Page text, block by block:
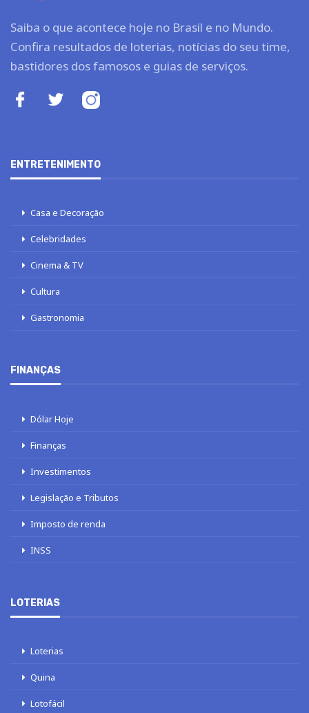
Saiba o que acontece hoje no Brasil e no Mundo.
Confira resultados de loterias, notícias do seu time,
bastidores dos famosos e guias de serviços.
ENTRETENIMENTO
Casa e Decoração
Celebridades
Cinema & TV
Cultura
Gastronomia
FINANÇAS
Dólar Hoje
Finanças
Investimentos
Legislação e Tributos
Imposto de renda
INSS
LOTERIAS
Loterias
Quina
Lotofácil